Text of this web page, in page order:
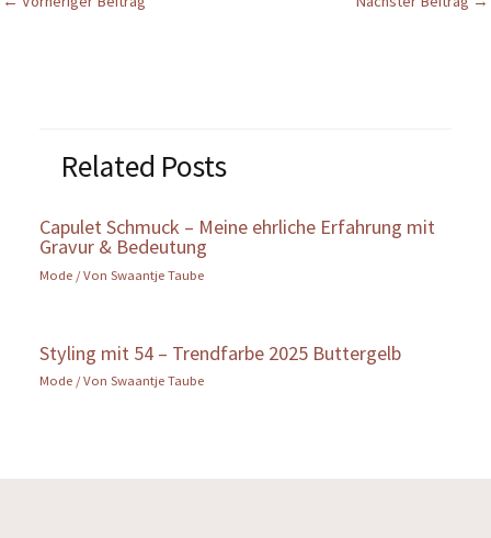
Related Posts
Capulet Schmuck – Meine ehrliche Erfahrung mit
Gravur & Bedeutung
Mode / VonSwaantje Taube
Styling mit 54 – Trendfarbe 2025 Buttergelb
Mode / VonSwaantje Taube